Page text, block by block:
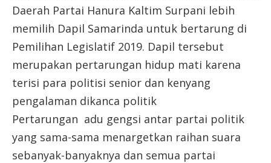
Daerah Partai Hanura Kaltim Surpani lebih
memilih Dapil Samarinda untuk bertarung di
Pemilihan Legislatif 2019. Dapil tersebut
merupakan pertarungan hidup mati karena
terisi para politisi senior dan kenyang
pengalaman dikanca politik
Pertarungan adu gengsi antar partai politik
yang sama-sama menargetkan raihan suara
sebanyak-banyaknya dan semua partai